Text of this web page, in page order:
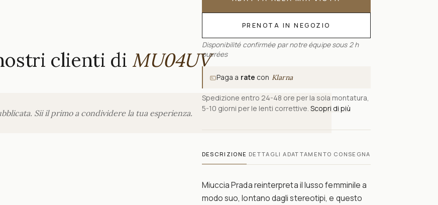
PRENOTA IN NEGOZIO
Disponibilité confirmée par notre équipe sous 2 h
ouvrées
Paga a rate con Klarna
Spedizione entro 24-48 ore per la sola montatura,
5-10 giorni per le lenti correttive. Scopri di più
DESCRIZIONE DETTAGLI ADATTAMENTO CONSEGNA
Miuccia Prada reinterpreta il lusso femminile a
modo suo, lontano dagli stereotipi, e questo
clienti di MU04UV
Sii il primo a condividere la tua esperienza.